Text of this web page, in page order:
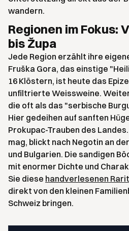
wandern.
Regionen im Fokus:
bis Župa
Jede Region erzählt ihre
Fruška Gora, das einstige
16 Klöstern, ist heute das
unfiltrierte Weissweine.
die oft als das "serbische
Hier gedeihen auf sanften
Prokupac-Trauben des
mag, blickt nach Negotin an
und Bulgarien. Die sandigen
mit enormer Dichte und
Sie diese handverlesenen
direkt von den kleinen
Schweiz bringen.